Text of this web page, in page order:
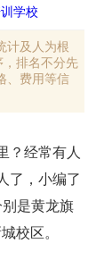
学校
计及人为根
排名不分先
、费用等信
？经常有人
了，小编了
是黄龙旗
校区。